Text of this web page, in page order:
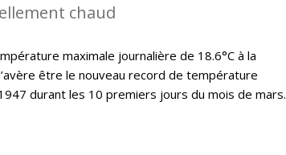
chaud
maximale journalière de 18.6°C à la
être le nouveau record de température
durant les 10 premiers jours du mois de mars.